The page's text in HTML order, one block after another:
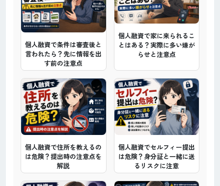
個人融資で条件は審査後と
言われたら？先に情報を出
す前の注意点
個人融資で家に来られるこ
とはある？実際に多い嫌が
らせと注意点
個人融資で住所を教えるの
は危険？提出時の注意点を
解説
個人融資でセルフィー提出
は危険？身分証と一緒に送
るリスクに注意